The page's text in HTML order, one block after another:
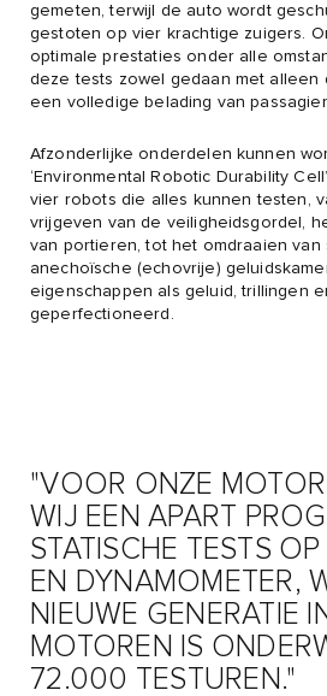
gemeten, terwijl de auto wordt
gestoten op vier krachtige zuigers.
optimale prestaties onder alle
deze tests zowel gedaan met alleen
een volledige belading van
Afzonderlijke onderdelen kunnen
‘Environmental Robotic Durability
vier robots die alles kunnen testen,
vrijgeven van de veiligheidsgordel,
van portieren, tot het omdraaien van
anechoïsche (echovrije)
eigenschappen als geluid, trillingen
geperfectioneerd.
"VOOR ONZE
WIJ EEN APART
STATISCHE TESTS
EN DYNAMOMETER,
NIEUWE GENERATIE
MOTOREN IS
72.000 TESTUREN."